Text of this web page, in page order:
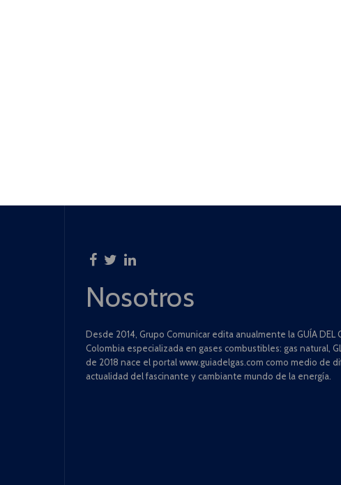
Nosotros
Desde 2014, Grupo Comunicar edita anualmente la GUÍA DEL
Colombia especializada en gases combustibles: gas natural,
de 2018 nace el portal www.guiadelgas.com como medio de
actualidad del fascinante y cambiante mundo de la energía.